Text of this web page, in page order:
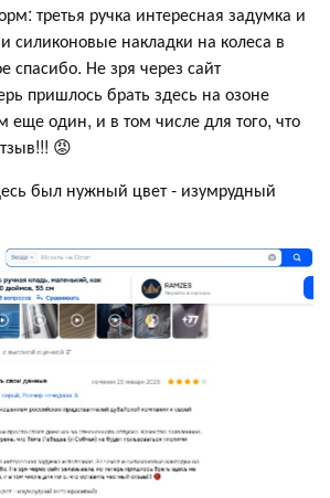
третья ручка интересная задумка и
силиконовые накладки на колеса в
спасибо. Не зря через сайт
пришлось брать здесь на озоне
еще один, и в том числе для того, что
😡
был нужный цвет - изумрудный